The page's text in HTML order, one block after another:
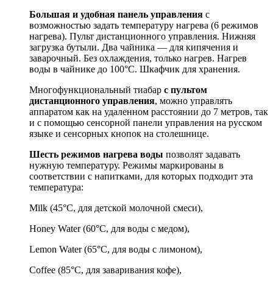
Большая и удобная панель управления с
возможностью задать температуру нагрева (6 режимов
нагрева). Пульт дистанционного управления. Нижняя
загрузка бутыли. Два чайника — для кипячения и
заварочный. Без охлаждения, только нагрев. Нагрев
воды в чайнике до 100°С. Шкафчик для хранения.
Многофункциональный тиабар с пультом
дистанционного управления, можно управлять
аппаратом как на удаленном расстоянии до 7 метров, так
и с помощью сенсорной панели управления на русском
языке и сенсорных кнопок на столешнице.
Шесть режимов нагрева воды позволят задавать
нужную температуру. Режимы маркированы в
соответствии с напитками, для которых подходит эта
температура:
Milk (45°С, для детской молочной смеси),
Honey Water (60°С, для воды с медом),
Lemon Water (65°С, для воды с лимоном),
Coffee (85°С, для заваривания кофе),